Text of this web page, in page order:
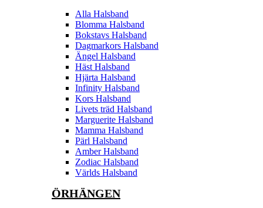
Alla Halsband
Blomma Halsband
Bokstavs Halsband
Dagmarkors Halsband
Ängel Halsband
Häst Halsband
Hjärta Halsband
Infinity Halsband
Kors Halsband
Livets träd Halsband
Marguerite Halsband
Mamma Halsband
Pärl Halsband
Amber Halsband
Zodiac Halsband
Världs Halsband
ÖRHÄNGEN